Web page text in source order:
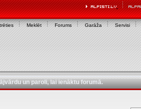
Meklēt Forums Garāža Servisi
un paroli, lai ienāktu forumā.